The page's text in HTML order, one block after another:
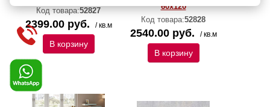
Код товара:52827
2399.00 руб. / кв.м
В корзину
60х120
Код товара:52828
2540.00 руб. / кв.м
В корзину